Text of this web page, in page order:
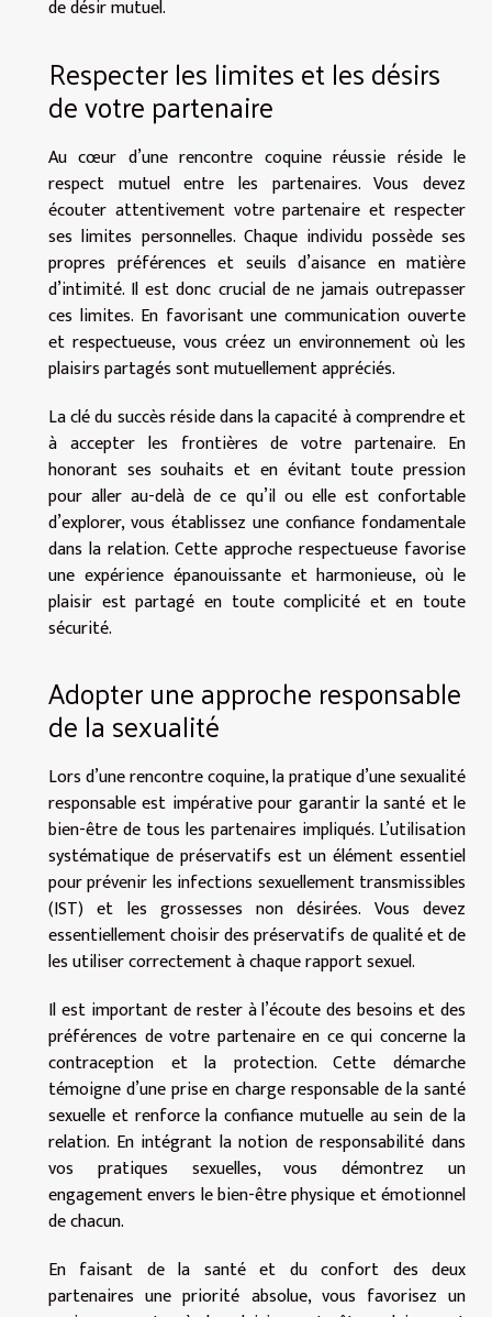
de désir mutuel.
Respecter les limites et les désirs
de votre partenaire
Au cœur d’une rencontre coquine réussie réside le
respect mutuel entre les partenaires. Vous devez
écouter attentivement votre partenaire et respecter
ses limites personnelles. Chaque individu possède ses
propres préférences et seuils d’aisance en matière
d’intimité. Il est donc crucial de ne jamais outrepasser
ces limites. En favorisant une communication ouverte
et respectueuse, vous créez un environnement où les
plaisirs partagés sont mutuellement appréciés.
La clé du succès réside dans la capacité à comprendre et
à accepter les frontières de votre partenaire. En
honorant ses souhaits et en évitant toute pression
pour aller au-delà de ce qu’il ou elle est confortable
d’explorer, vous établissez une confiance fondamentale
dans la relation. Cette approche respectueuse favorise
une expérience épanouissante et harmonieuse, où le
plaisir est partagé en toute complicité et en toute
sécurité.
Adopter une approche responsable
de la sexualité
Lors d’une rencontre coquine, la pratique d’une sexualité
responsable est impérative pour garantir la santé et le
bien-être de tous les partenaires impliqués. L’utilisation
systématique de préservatifs est un élément essentiel
pour prévenir les infections sexuellement transmissibles
(IST) et les grossesses non désirées. Vous devez
essentiellement choisir des préservatifs de qualité et de
les utiliser correctement à chaque rapport sexuel.
Il est important de rester à l’écoute des besoins et des
préférences de votre partenaire en ce qui concerne la
contraception et la protection. Cette démarche
témoigne d’une prise en charge responsable de la santé
sexuelle et renforce la confiance mutuelle au sein de la
relation. En intégrant la notion de responsabilité dans
vos pratiques sexuelles, vous démontrez un
engagement envers le bien-être physique et émotionnel
de chacun.
En faisant de la santé et du confort des deux
partenaires une priorité absolue, vous favorisez un